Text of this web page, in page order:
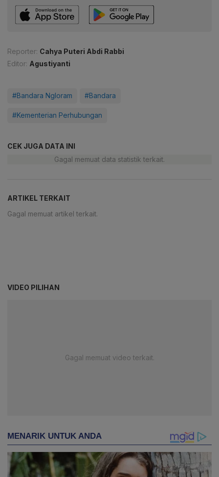
Reporter: Cahya Puteri Abdi Rabbi
Editor: Agustiyanti
#Bandara Ngloram #Bandara
#Kementerian Perhubungan
CEK JUGA DATA INI
Gagal memuat data statistik terkait.
ARTIKEL TERKAIT
Gagal memuat artikel terkait.
VIDEO PILIHAN
Gagal memuat video terkait.